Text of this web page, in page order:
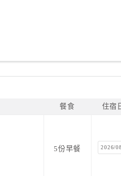
餐食 住宿
5份早餐 2026/